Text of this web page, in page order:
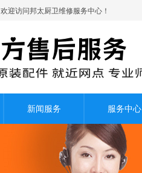
欢迎访问邦太厨卫维修服务中心！
新闻服务 服务中心